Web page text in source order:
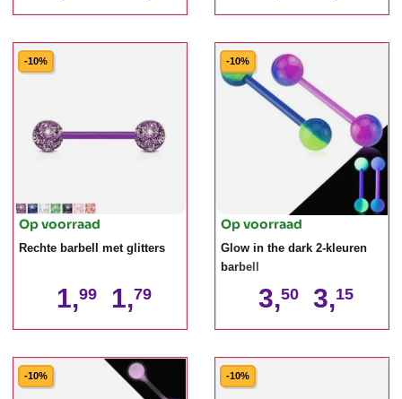
-10%
Op voorraad
Rechte barbell met glitters
1,99 1,79
-10%
Op voorraad
Glow in the dark 2-kleuren
barbell
3,50 3,15
-10% -10%